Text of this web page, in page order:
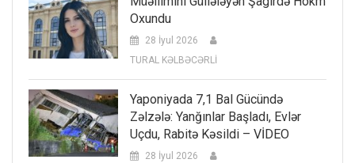
Oxundu
28 İyul 2026
TURAL KƏLBƏCƏRLİ
Yaponiyada 7,1 Bal Gücündə
Zəlzələ: Yanğınlar Başladı, Evlər
Uçdu, Rabitə Kəsildi – VİDEO
28 İyul 2026